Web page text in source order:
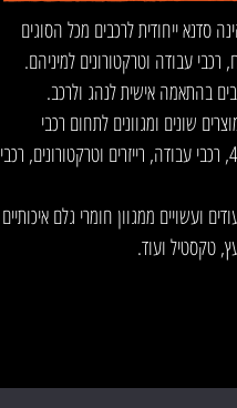
סדנא ייחודית לרכבים מכל הסוגים
רכבי עבודה וטרקטורונים למיניהם.
בהתאמה אישית לנהג ולרכב.
שונים ומגוונים לתחום רכבי
השטח, רכבי 4×4, רכבי עבודה, רייזרים וטרקטורונים, רכבי
ועשויים ממגוון חומרי גלם איכותיים
טקסטיל ועוד.